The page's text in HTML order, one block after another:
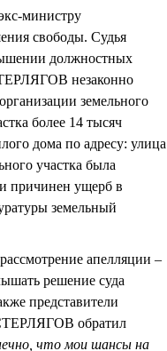
министру
свободы. Судья
должностных
незаконно
земельного
более 14 тысяч
дома по адресу: улица
участка была
причинен ущерб в
земельный
апелляции –
решение суда
представители
обратил
что мои шансы на